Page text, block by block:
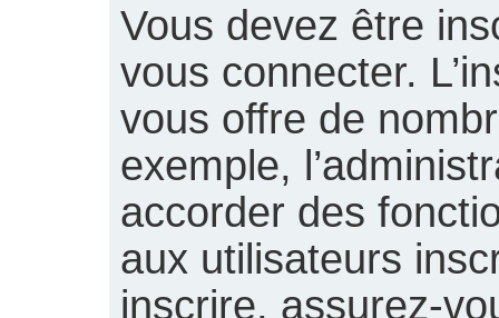
Vous devez être
vous connecter.
vous offre de
exemple,
accorder des
aux utilisateurs
inscrire, assurez-